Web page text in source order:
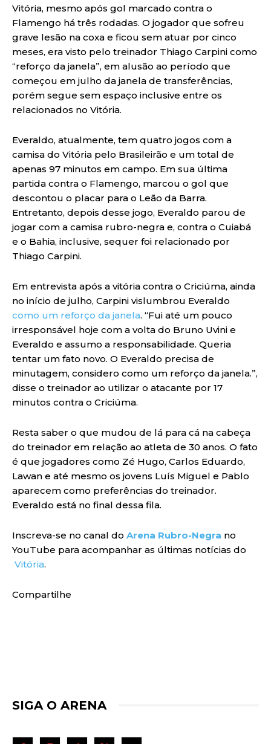
Vitória, mesmo após gol marcado contra o
Flamengo há três rodadas. O jogador que sofreu
grave lesão na coxa e ficou sem atuar por cinco
meses, era visto pelo treinador Thiago Carpini como
“reforço da janela”, em alusão ao período que
começou em julho da janela de transferências,
porém segue sem espaço inclusive entre os
relacionados no Vitória.
Everaldo, atualmente, tem quatro jogos com a
camisa do Vitória pelo Brasileirão e um total de
apenas 97 minutos em campo. Em sua última
partida contra o Flamengo, marcou o gol que
descontou o placar para o Leão da Barra.
Entretanto, depois desse jogo, Everaldo parou de
jogar com a camisa rubro-negra e, contra o Cuiabá
e o Bahia, inclusive, sequer foi relacionado por
Thiago Carpini.
Em entrevista após a vitória contra o Criciúma, ainda
no início de julho, Carpini vislumbrou Everaldo
como um reforço da janela. “Fui até um pouco
irresponsável hoje com a volta do Bruno Uvini e
Everaldo e assumo a responsabilidade. Queria
tentar um fato novo. O Everaldo precisa de
minutagem, considero como um reforço da janela.”,
disse o treinador ao utilizar o atacante por 17
minutos contra o Criciúma.
Resta saber o que mudou de lá para cá na cabeça
do treinador em relação ao atleta de 30 anos. O fato
é que jogadores como Zé Hugo, Carlos Eduardo,
Lawan e até mesmo os jovens Luís Miguel e Pablo
aparecem como preferências do treinador.
Everaldo está no final dessa fila.
Inscreva-se no canal do Arena Rubro-Negra no
YouTube para acompanhar as últimas notícias do
Vitória.
Compartilhe
SIGA O ARENA